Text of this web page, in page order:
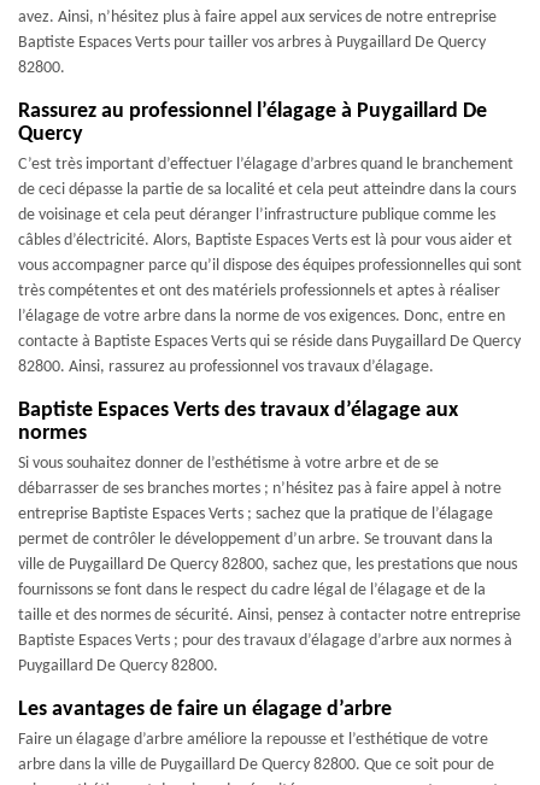
avez. Ainsi, n’hésitez plus à faire appel aux services de notre entreprise
Baptiste Espaces Verts pour tailler vos arbres à Puygaillard De Quercy
82800.
Rassurez au professionnel l’élagage à Puygaillard De
Quercy
C’est très important d’effectuer l’élagage d’arbres quand le branchement
de ceci dépasse la partie de sa localité et cela peut atteindre dans la cours
de voisinage et cela peut déranger l’infrastructure publique comme les
câbles d’électricité. Alors, Baptiste Espaces Verts est là pour vous aider et
vous accompagner parce qu’il dispose des équipes professionnelles qui sont
très compétentes et ont des matériels professionnels et aptes à réaliser
l’élagage de votre arbre dans la norme de vos exigences. Donc, entre en
contacte à Baptiste Espaces Verts qui se réside dans Puygaillard De Quercy
82800. Ainsi, rassurez au professionnel vos travaux d’élagage.
Baptiste Espaces Verts des travaux d’élagage aux
normes
Si vous souhaitez donner de l’esthétisme à votre arbre et de se
débarrasser de ses branches mortes ; n’hésitez pas à faire appel à notre
entreprise Baptiste Espaces Verts ; sachez que la pratique de l’élagage
permet de contrôler le développement d’un arbre. Se trouvant dans la
ville de Puygaillard De Quercy 82800, sachez que, les prestations que nous
fournissons se font dans le respect du cadre légal de l’élagage et de la
taille et des normes de sécurité. Ainsi, pensez à contacter notre entreprise
Baptiste Espaces Verts ; pour des travaux d’élagage d’arbre aux normes à
Puygaillard De Quercy 82800.
Les avantages de faire un élagage d’arbre
Faire un élagage d’arbre améliore la repousse et l’esthétique de votre
arbre dans la ville de Puygaillard De Quercy 82800. Que ce soit pour de